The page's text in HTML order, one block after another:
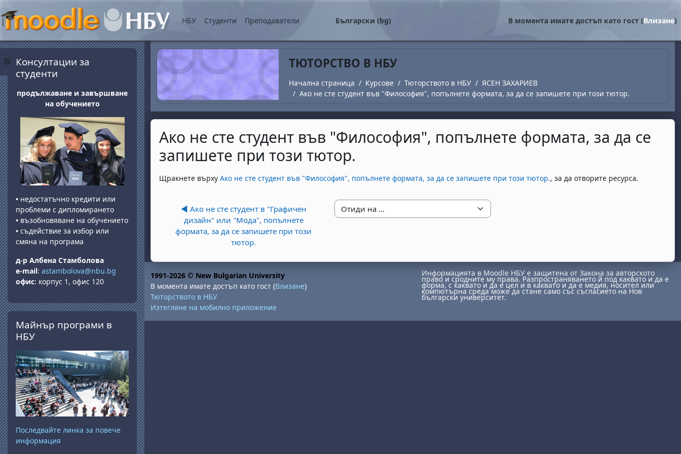
Прескочи на основното съдържание
Страничен панел
НБУ Студенти Преподаватели Български ‎(bg)‎ В момента имате достъп като гост (Влизане)
ТЮТОРСТВО В НБУ
Начална страница Курсове Тюторството в НБУ
ЯСЕН ЗАХАРИЕВ
Ако не сте студент във "Философия", попълнете формата, за да се запишете при този тютор.
Ако не сте студент във "Философия", попълнете формата, за да се
запишете при този тютор.
Изисквания за завършване
Щракнете върху Ако не сте студент във "Философия", попълнете формата, за да се запишете при този тютор., за да отворите ресурса.
◀︎ Ако не сте студент в "Графичен
дизайн" или "Мода", попълнете
формата, за да се запишете при този
тютор.
Отиди на ...
Блокове
Консултации за
студенти
продължаване и завършване
на обучението
• недостатъчно кредити или
проблеми с дипломирането
• възобновяване на обучението
• съдействие за избор или
смяна на програма
д-р Албена Стамболова
e-mail: astambolova@nbu.bg
офис: корпус 1, офис 120
Прескочи Майнър програми в НБУ
Майнър програми в
НБУ
Последвайте линка за повече
информация
Информацията в Moodle НБУ е защитена от Закона за авторското
право и сродните му права. Разпространяването й под каквато и да е
форма, с каквато и да е цел и в каквато и да е медия, носител или
компютърна среда може да стане само със съгласието на Нов
български университет.
1991-2026 © New Bulgarian University
В момента имате достъп като гост (Влизане)
Тюторството в НБУ
Изтегляне на мобилно приложение